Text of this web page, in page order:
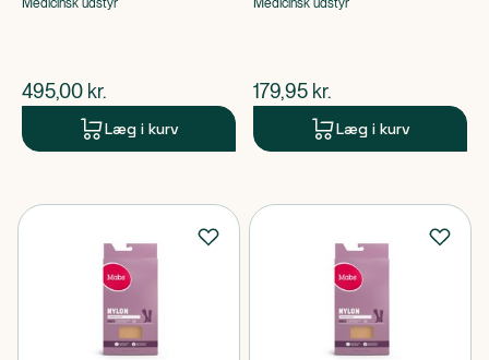
Medicinsk udstyr
$nuværende pris
495,00 kr.
Læg i kurv
Medicinsk udstyr
$nuværende pris
179,95 kr.
Læg i kurv